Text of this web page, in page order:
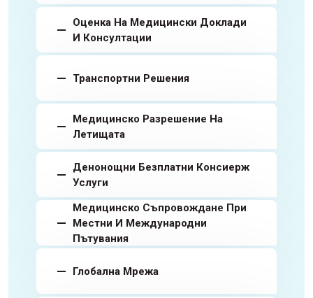
Оценка На Медицински Доклади
И Консултации
Транспортни Решения
Медицинско Разрешение На
Летищата
Денонощни Безплатни Консиерж
Услуги
Медицинско Съпровождане При
Местни И Международни
Пътувания
Глобална Мрежа